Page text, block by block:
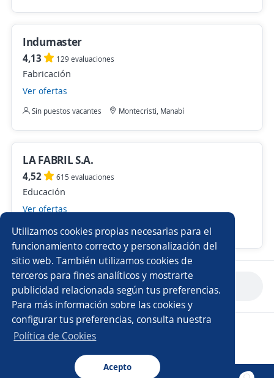
Utilizamos cookies propias necesarias para el
funcionamiento correcto y personalización del
sitio web. También utilizamos cookies de
terceros para fines analíticos y mostrarte
publicidad relacionada según tus preferencias.
Para más información sobre las cookies y
configurar tus preferencias, consulta nuestra
Política de Cookies
Acepto
Indumaster
4,13 129 evaluaciones
Fabricación
Ver ofertas
Sin puestos vacantes Montecristi, Manabí
LA FABRIL S.A.
4,52 615 evaluaciones
Educación
Ver ofertas
Sin puestos vacantes Montecristi, Manabí
Anterior Siguiente
Copyright 2014 - 2026 DGNET LTD.
Aviso legal